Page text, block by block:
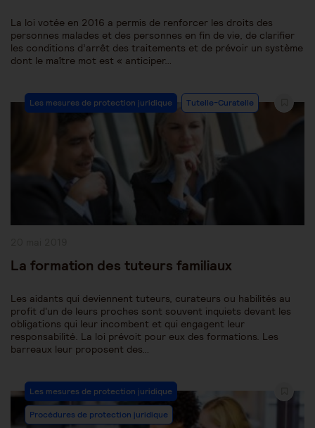
La loi votée en 2016 a permis de renforcer les droits des
personnes malades et des personnes en fin de vie, de clarifier
les conditions d’arrêt des traitements et de prévoir un système
dont le maître mot est « anticiper…
Post
Category:
Les mesures de protection juridique Tutelle-Curatelle
La formation des tuteurs familiaux
Les aidants qui deviennent tuteurs, curateurs ou habilités au
profit d'un de leurs proches sont souvent inquiets devant les
obligations qui leur incombent et qui engagent leur
responsabilité. La loi prévoit pour eux des formations. Les
barreaux leur proposent des…
Post
Category:
Les mesures de protection juridique
Procédures de protection juridique